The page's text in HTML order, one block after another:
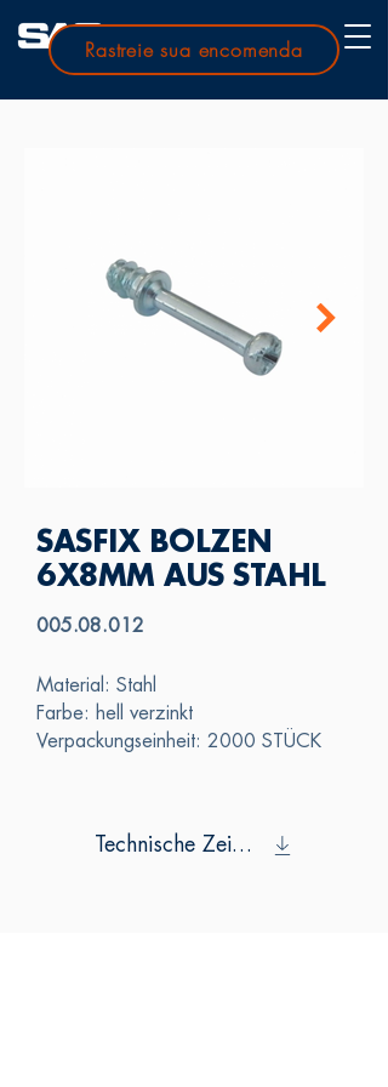
Rastreie sua encomenda
SASFIX BOLZEN
6X8MM AUS STAHL
005.08.012
Material: Stahl
Farbe: hell verzinkt
Verpackungseinheit: 2000 STÜCK
Technische Zeichnung